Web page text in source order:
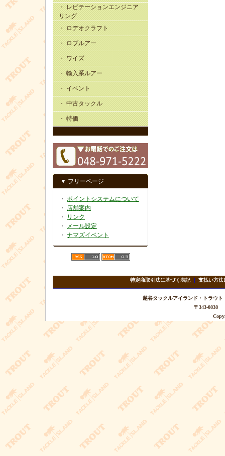
・ レビテーションエンジニア
リング
・ ロデオクラフト
・ ロブルアー
・ ワイズ
・ 輸入系ルアー
・ イベント
・ 中古タックル
・ 特価
▼ フリーページ
・ ポイントシステムについて
・ 店舗案内
・
リンク
・
メール設定
・ ナマズイベント
特定商取引法に基づく表記｜ 支払い方法
越谷タックルアイランド・トラ
〒343-0838